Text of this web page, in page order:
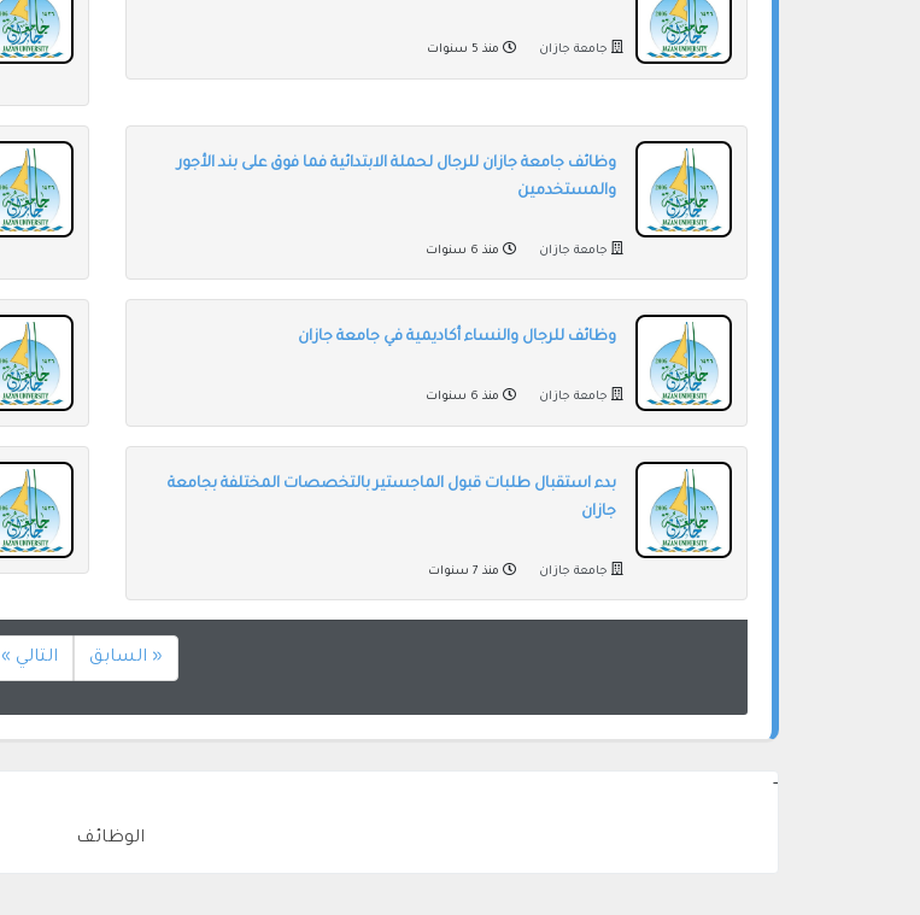
جامعة جازان منذ 5 سنوات
وظائف جامعة جازان للرجال لحملة الابتدائية فما فوق على بند الأجور
والمستخدمين
جامعة جازان منذ 6 سنوات
وظائف للرجال والنساء أكاديمية في جامعة جازان
جامعة جازان منذ 6 سنوات
بدء استقبال طلبات قبول الماجستير بالتخصصات المختلفة بجامعة
جازان
جامعة جازان منذ 7 سنوات
« السابق التالي »
-
الوظائف